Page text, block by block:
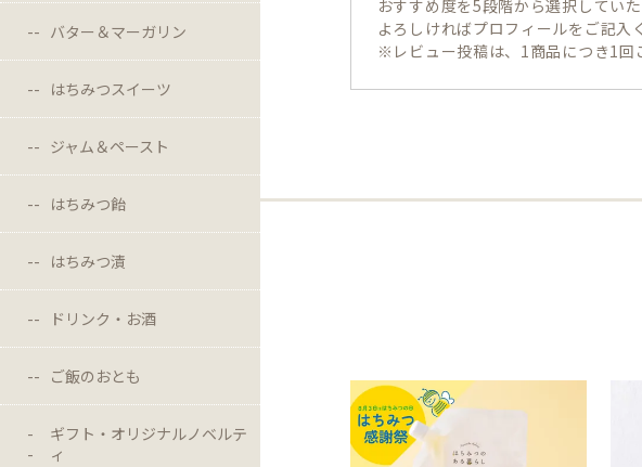
バター＆マーガリン
はちみつスイーツ
ジャム＆ペースト
はちみつ飴
はちみつ漬
ドリンク・お酒
ご飯のおとも
ギフト・オリジナルノベルテ
ィ
おすすめ度を5段階から選択してい
よろしければプロフィールをご記入
※レビュー投稿は、1商品につき1回